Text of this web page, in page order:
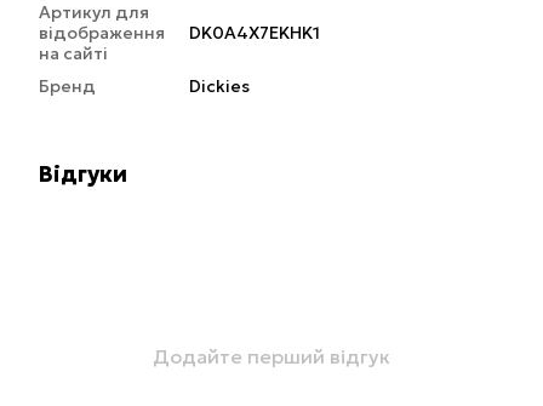
Артикул для
відображення
на сайті
DK0A4X7EKHK1
Бренд Dickies
Відгуки
Додайте перший відгук